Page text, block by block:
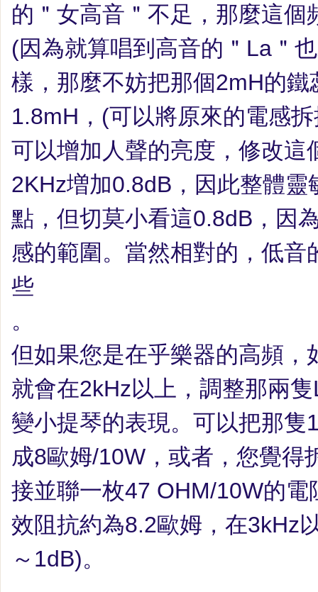
的＂女高音＂不足，那麼這個
(因為就算唱到高音的＂ La ＂
樣，那麼不妨把那個2mH的鐵
1.8mH ， (可以將原來的電感
可以增加人聲的亮度，修改這
2KHz増加0.8dB ，因此整體
點，但切莫小看這0.8dB ，因
感的範圍。當然相對的，低音
些
。
但如果您是在乎樂器的高頻，
就會在2kHz以上，調整那兩隻
變小提琴的表現。可以把那隻
成8歐姆/10W ，或者，您覺
接並聯一枚47 OHM/10W的電
效阻抗約為8.2歐姆，在3kHz
～ 1dB)。